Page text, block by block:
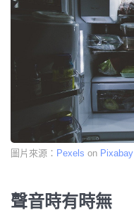
圖片來源： Pexels on Pixabay
聲音時有時無